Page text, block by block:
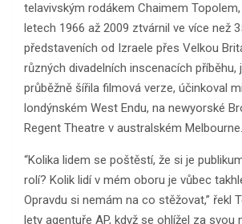
telavivským rodákem Chaimem
letech 1966 až 2009 ztvárnil ve více než
představeních od Izraele přes Velkou
různých divadelních inscenacích příběhu,
průběžně šířila filmová verze, účinkoval
londýnském West Endu, na newyorské
Regent Theatre v australském Melbourne.
“Kolika lidem se poštěstí, že si je
rolí? Kolik lidí v mém oboru je vůbec
Opravdu si nemám na co stěžovat,” řekl
lety agentuře AP, když se ohlížel za svou